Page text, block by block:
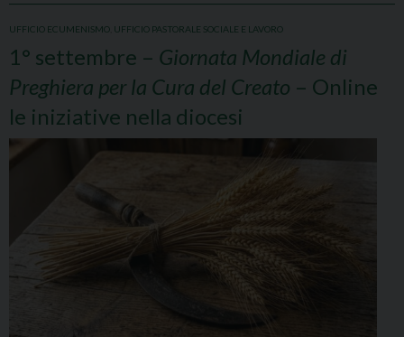
UFFICIO ECUMENISMO UFFICIO PASTORALE SOCIALE E LAVORO
1° settembre – Giornata Mondiale di
Preghiera per la Cura del Creato – Online
le iniziative nella diocesi